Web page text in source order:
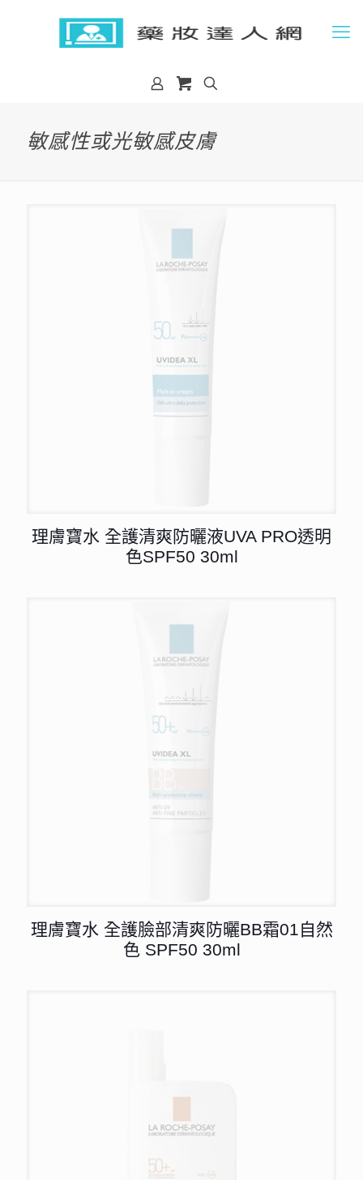
敏感性或光敏感皮膚
理膚寶水 全護清爽防曬液UVA PRO透明
色SPF50 30ml
理膚寶水 全護臉部清爽防曬BB霜01自然
色 SPF50 30ml